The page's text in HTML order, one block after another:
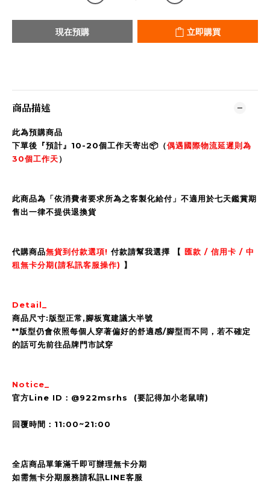
現在預購 立即購買
商品描述
此為預購商品
下單後『預計』10-20個工作天寄出📦（偶遇國際物流延遲則為
30個工作天）
此商品為「依消費者要求所為之客製化給付」不適用於七天鑑賞期
售出一律不提供退換貨
代購商品無貨到付款選項! 付款請幫我選擇 【 匯款 / 信用卡 / 中
租無卡分期(請私訊客服操作) 】
Detail_
商品尺寸:版型正常,腳板寬建議大半號
**版型仍會依照每個人穿著偏好的舒適感/腳型而不同，若不確定
的話可先前往品牌門市試穿
Notice_
官方Line ID：@922msrhs (要記得加小老鼠唷)
回覆時間：11:00~21:00
全店商品單筆滿千即可辦理無卡分期
如需無卡分期服務請私訊LINE客服